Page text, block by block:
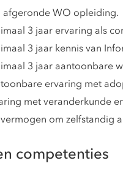
afgeronde WO opleiding.
3 jaar ervaring als
3 jaar kennis van
3 jaar aantoonbare
ervaring met
met veranderkunde
om zelfstandig
competenties